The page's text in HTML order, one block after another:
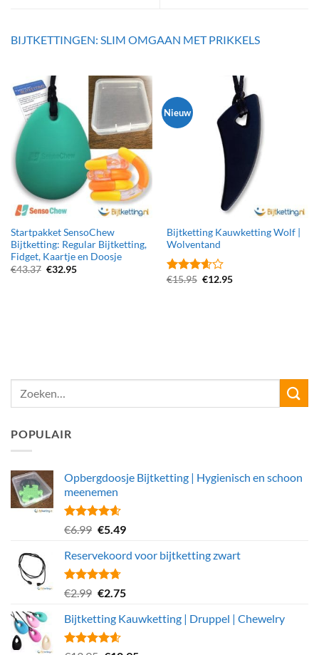
BIJTKETTINGEN: SLIM OMGAAN MET PRIKKELS
Startpakket SensoChew
Bijtketting: Regular Bijtketting,
Fidget, Kaartje en Doosje
€43.37 Oorspronkelijke
€32.95Huidige
Nieuw
Bijtketting Kauwketting Wolf |
Wolventand
Gewaardeerd
€15.95 Oorspronkelijke
€12.95Huidige
POPULAIR
Opbergdoosje Bijtketting | Hygienisch en schoon
meenemen
Gewaardeerd
€6.99 Oorspronkelijke
was:
€6.99.
€5.49Huidige
is:
Reservekoord voor bijtketting zwart
Gewaardeerd
€2.99 Oorspronkelijke
was:
€2.99.
€2.75Huidige
is:
Bijtketting Kauwketting | Druppel | Chewelry